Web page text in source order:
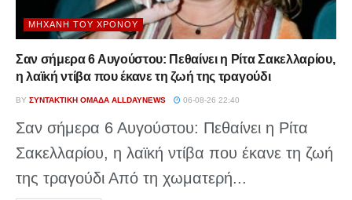
ΜΗΧΑΝΉ ΤΟΥ ΧΡΌΝΟΥ
Σαν σήμερα 6 Αυγούστου: Πεθαίνει η Ρίτα Σακελλαρίου,
η λαϊκή ντίβα που έκανε τη ζωή της τραγούδι
BY ΣΥΝΤΑΚΤΙΚΉ ΟΜΆΔΑ ALLDAYNEWS 06-08-26 22:40
Σαν σήμερα 6 Αυγούστου: Πεθαίνει η Ρίτα
Σακελλαρίου, η λαϊκή ντίβα που έκανε τη ζωή
της τραγούδι Από τη χωματερή...